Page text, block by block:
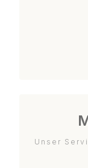
Unser